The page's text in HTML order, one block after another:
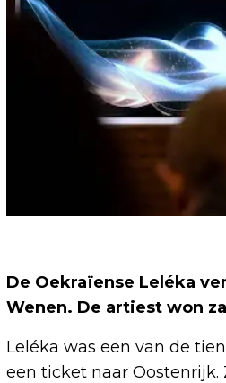
De Oekraïense Leléka
Wenen. De artiest won
Leléka was een van de
een ticket naar